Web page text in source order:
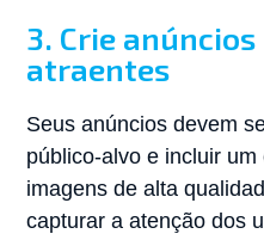
3. Crie
atraentes
Seus anúncios devem
público-alvo e incluir
imagens de alta
capturar a atenção dos